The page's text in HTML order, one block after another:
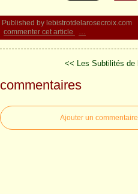
Published by lebistrotdelarosecroix.com
commenter cet article
…
<< Les Subtilités de
commentaires
Ajouter un commentaire